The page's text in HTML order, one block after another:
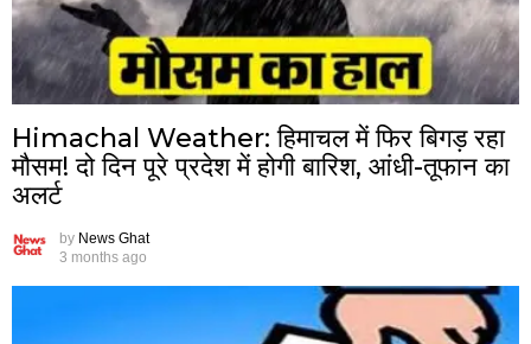
Himachal Weather: हिमाचल में फिर बिगड़ रहा
मौसम! दो दिन पूरे प्रदेश में होगी बारिश, आंधी-तूफान का
अलर्ट
by News Ghat
3 months ago